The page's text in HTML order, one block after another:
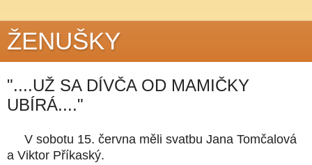
ŽENUŠKY
"....UŽ SA DÍVČA OD MAMIČKY
UBÍRÁ...."
V sobotu 15. června měli svatbu Jana Tomčalová
a Viktor Příkaský.